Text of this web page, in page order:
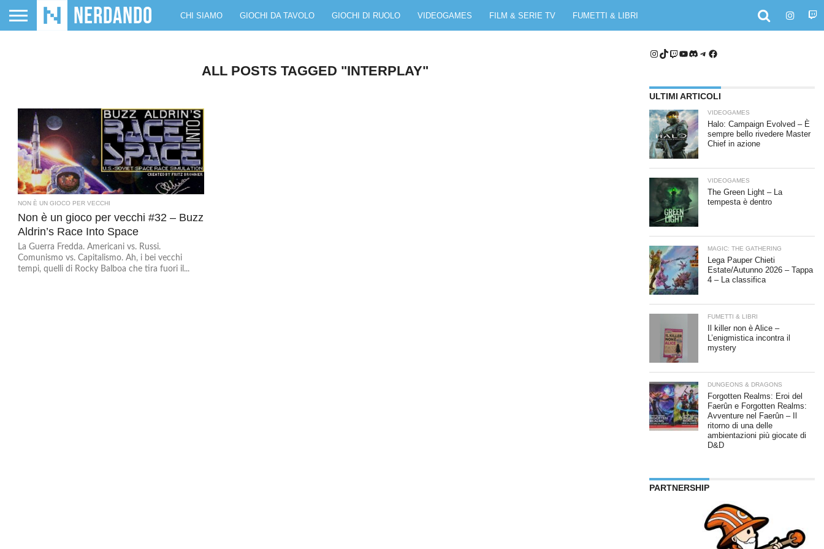
CHI SIAMO GIOCHI DA TAVOLO GIOCHI DI RUOLO VIDEOGAMES FILM & SERIE TV FUMETTI & LIBRI
ALL POSTS TAGGED "INTERPLAY"
NON È UN GIOCO PER VECCHI
Non è un gioco per vecchi #32 – Buzz
Aldrin’s Race Into Space
La Guerra Fredda. Americani vs. Russi.
Comunismo vs. Capitalismo. Ah, i bei vecchi
tempi, quelli di Rocky Balboa che tira fuori il...
Instagram
TikTok
Twitch
YouTube
Discord
Telegram
Facebook
ULTIMI ARTICOLI
VIDEOGAMES
Halo: Campaign Evolved – È
sempre bello rivedere Master
Chief in azione
VIDEOGAMES
The Green Light – La
tempesta è dentro
MAGIC: THE GATHERING
Lega Pauper Chieti
Estate/Autunno 2026 – Tappa
4 – La classifica
FUMETTI & LIBRI
Il killer non è Alice –
L’enigmistica incontra il
mystery
DUNGEONS & DRAGONS
Forgotten Realms: Eroi del
Faerûn e Forgotten Realms:
Avventure nel Faerûn – Il
ritorno di una delle
ambientazioni più giocate di
D&D
PARTNERSHIP